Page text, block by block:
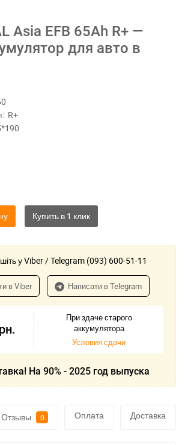
Asia EFB 65Ah R+ —
для авто в
R+
у Viber / Telegram (093) 600-51-11
в Viber Написати в Telegram
При здаче старого
аккумулятора
Условия сдачи
На 90% - 2025 год выпуска
Отзывы 0 Оплата Доставка